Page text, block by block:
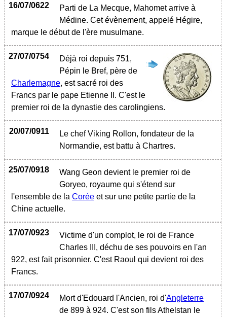
16/07/0622
Parti de La Mecque, Mahomet arrive à
Médine. Cet évènement, appelé Hégire,
marque le début de l'ère musulmane.
27/07/0754
Déjà roi depuis 751,
Pépin le Bref, père de
Charlemagne, est sacré roi des
Francs par le pape Etienne II. C'est le
premier roi de la dynastie des carolingiens.
20/07/0911
Le chef Viking Rollon, fondateur de la
Normandie, est battu à Chartres.
25/07/0918
Wang Geon devient le premier roi de
Goryeo, royaume qui s'étend sur
l'ensemble de la Corée et sur une petite partie de la
Chine actuelle.
17/07/0923
Victime d'un complot, le roi de France
Charles III, déchu de ses pouvoirs en l'an
922, est fait prisonnier. C'est Raoul qui devient roi des
Francs.
17/07/0924 Mort d'Edouard l'Ancien, roi d'Angleterre
de 899 à 924. C'est son fils Athelstan le